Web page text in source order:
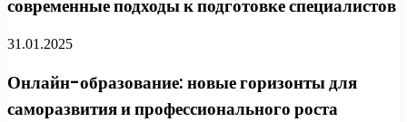
современные подходы к подготовке специалистов
31.01.2025
Онлайн-образование: новые горизонты для
саморазвития и профессионального роста